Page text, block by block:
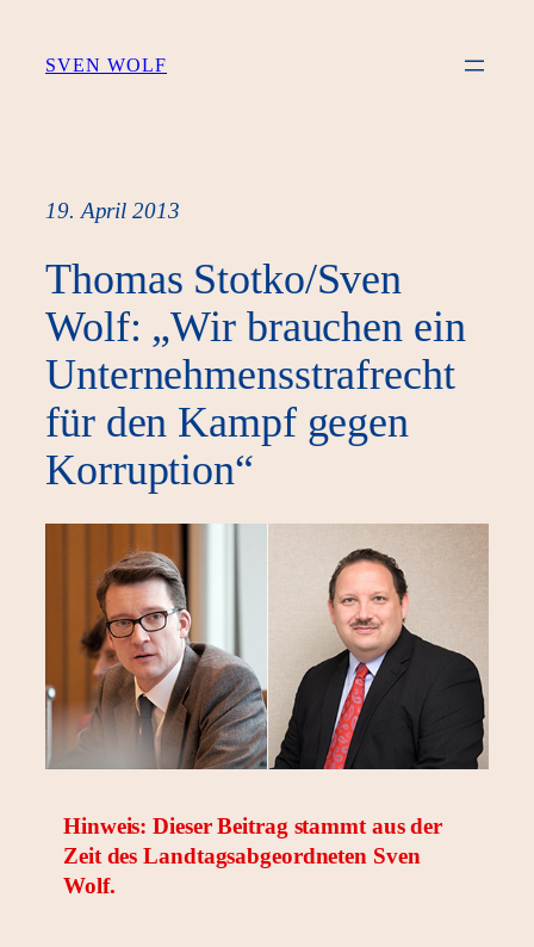
Inhalt
SVEN WOLF
19. April 2013
Thomas Stotko/Sven
Wolf: „Wir brauchen ein
Unternehmensstrafrecht
für den Kampf gegen
Korruption“
Hinweis: Dieser Beitrag stammt aus der
Zeit des Landtagsabgeordneten Sven
Wolf.